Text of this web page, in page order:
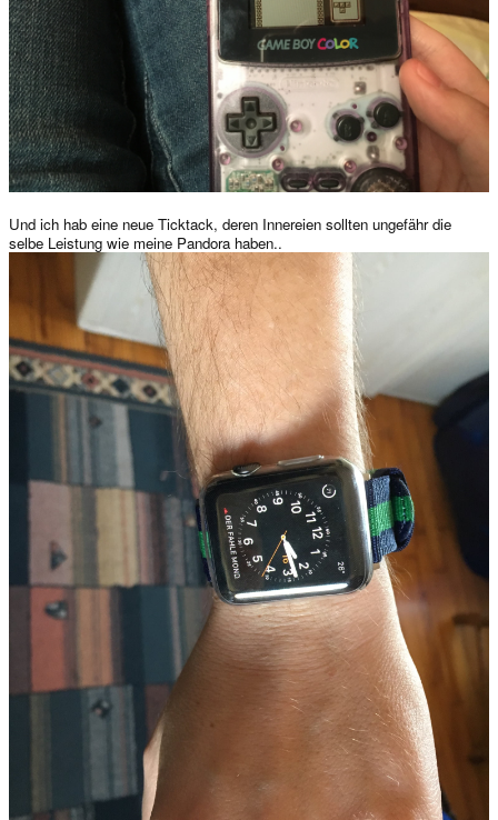
Und ich hab eine neue Ticktack, deren Innereien sollten ungefähr die
selbe Leistung wie meine Pandora haben..